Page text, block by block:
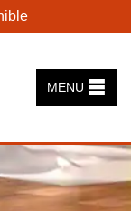
MENU